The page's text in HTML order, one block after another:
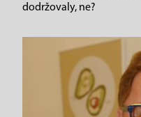
dodržovaly, ne?